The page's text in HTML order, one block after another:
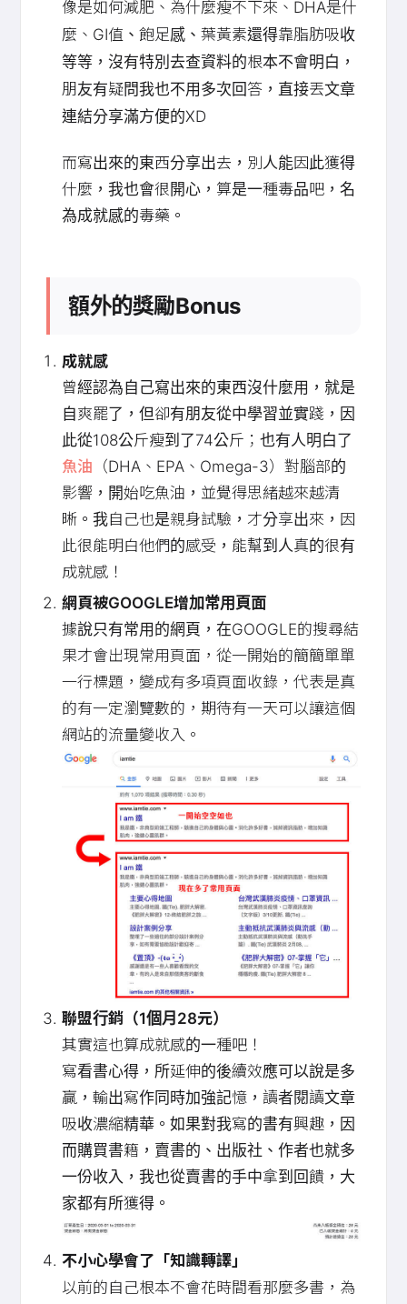
像是如何減肥、為什麼瘦不下來、DHA是什
麼、GI值、飽足感、葉黃素還得靠脂肪吸收
等等，沒有特別去查資料的根本不會明白，
朋友有疑問我也不用多次回答，直接丟文章
連結分享滿方便的XD
而寫出來的東西分享出去，別人能因此獲得
什麼，我也會很開心，算是一種毒品吧，名
為成就感的毒藥。
額外的獎勵Bonus
成就感
曾經認為自己寫出來的東西沒什麼用，就是
自爽罷了，但卻有朋友從中學習並實踐，因
此從108公斤瘦到了74公斤；也有人明白了
魚油 （DHA、EPA、Omega-3）對腦部的
影響，開始吃魚油，並覺得思緒越來越清
晰。我自己也是親身試驗，才分享出來，因
此很能明白他們的感受，能幫到人真的很有
成就感！
網頁被GOOGLE增加常用頁面
據說只有常用的網頁，在GOOGLE的搜尋結
果才會出現常用頁面，從一開始的簡簡單單
一行標題，變成有多項頁面收錄，代表是真
的有一定瀏覽數的，期待有一天可以讓這個
網站的流量變收入。
聯盟行銷（1個月28元）
其實這也算成就感的一種吧！
寫看書心得，所延伸的後續效應可以說是多
贏，輸出寫作同時加強記憶，讀者閱讀文章
吸收濃縮精華。如果對我寫的書有興趣，因
而購買書籍，賣書的、出版社、作者也就多
一份收入，我也從賣書的手中拿到回饋，大
家都有所獲得。
不小心學會了「知識轉譯」
以前的自己根本不會花時間看那麼多書，為